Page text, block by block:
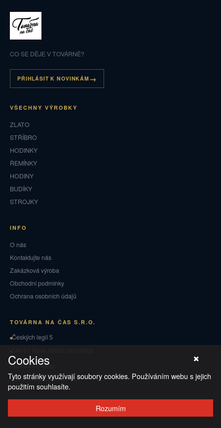
CO SE DĚJE V TOVÁRNĚ?
PŘIHLÁSIT K NOVINKÁM
VŠECHNY VÝROBKY
ZLATO
STŘÍBRO
HODINKY
ŘEMÍNKY
HODINY
BUDÍKY
STROJKY
INFO
O nás
Kontaktujte nás
Zakázková výroba
Obchodní podmínky
Ochrana osobních údajů
TOVÁRNA NA ČAS S.R.O.
Českých legií 5
Puncovní značky
Vrácení zboží a reklamace
Ochrana osobních údajů
Cookies
Tyto stránky využívají soubory cookies. Používáním webu s jejich
použitím souhlasíte.
Rozumím